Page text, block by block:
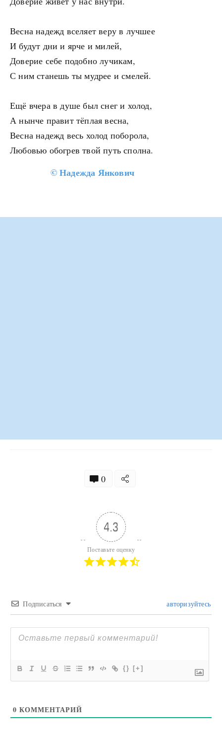
Весна надежд вселяет веру в лучшее
И будут дни и ярче и милей,
Доверие себе подобно лучикам,
С ним станешь ты мудрее и смелей.
Ещё вчера в душе был снег и холод,
А нынче правит тёплая весна,
Весна надежд весь холод поборола,
Любовью обогрев твой путь сполна.
©Надежда Янкович
0
4.3
Поставьте оценку
Подписаться авторизуйтесь
{} [+]
0 КОММЕНТАРИЙ